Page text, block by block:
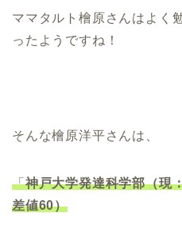
ママタルト檜原さんはよく
ったようですね！
そんな檜原洋平さんは、
「神戸大学発達科学部（現
差値60）